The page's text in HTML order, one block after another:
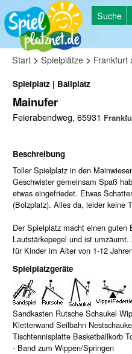
Suche
Start > Spielplätze > Frankfurt
Spielplatz | Ballplatz
Mainufer
Feierabendweg, 65931
Beschreibung
Toller Spielplatz in den
Geschwister gemeinsam Spaß
etwas eingefriedet. Etwas
(Bolzplatz). Alles da, leider keine
Der Spielplatz macht einen guten
Lautstärkepegel und ist
für Kinder im Alter von 1-12
Spielplatzgeräte
Sandkasten Rutsche Schaukel
Kletterwand Seilbahn
Tischtennisplatte Basketballkorb
- Band zum Wippen/Springen